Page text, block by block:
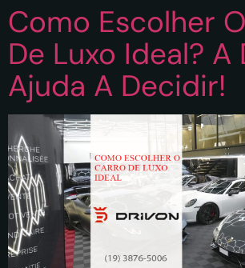
Como Escolher
De Luxo Ideal? A
Ajuda A Decidir!